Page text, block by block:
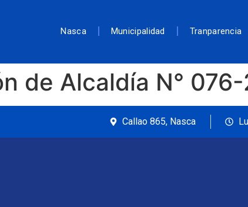
Nasca Municipalidad Tranparencia
de Alcaldía N°
Callao 865, Nasca